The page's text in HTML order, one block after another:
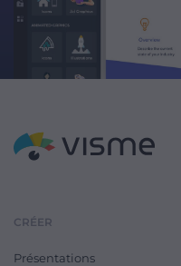
CRÉER
Présentations